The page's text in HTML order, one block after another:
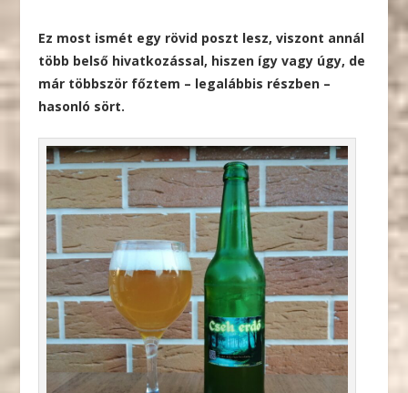
Ez most ismét egy rövid poszt lesz, viszont annál
több belső hivatkozással, hiszen így vagy úgy, de
már többször főztem – legalábbis részben –
hasonló sört.